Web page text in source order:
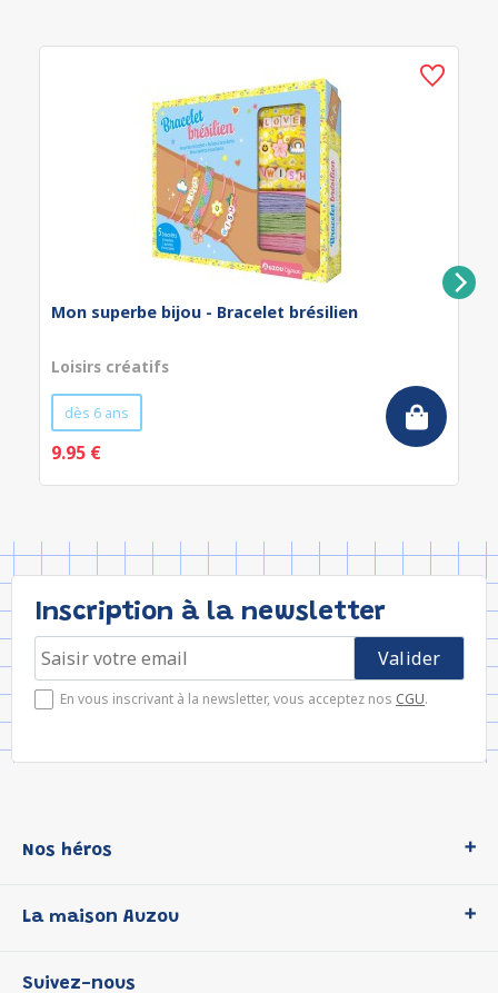
Mon superbe bijou - Bracelet brésilien
Loisirs créatifs
dès 6 ans
9.95 €
Inscription à la newsletter
En vous inscrivant à la newsletter, vous acceptez nos CGU.
Nos héros
P'tit Loup
La maison Auzou
Suivez-nous